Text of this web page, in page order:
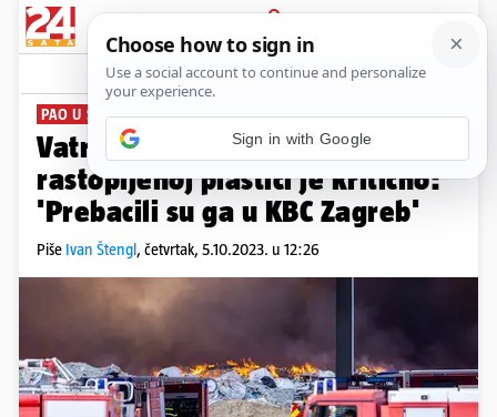
PRIJAVA
News Komentari
PAO U ŠAHT S RASTOPLJENOM PLASTIKOM
Vatrogasac koji je stradao u
rastopljenoj plastici je kritično:
'Prebacili su ga u KBC Zagreb'
Piše Ivan Štengl, četvrtak, 5.10.2023. u 12:26
Sign in with Google